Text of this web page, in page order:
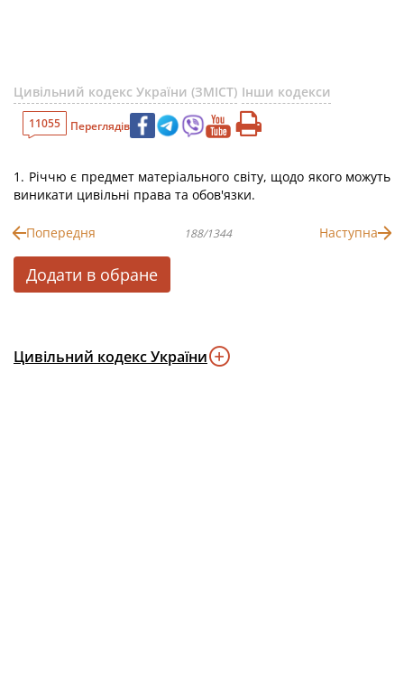
Цивільний кодекс України (ЗМІСТ) Інши кодекси
11055 Переглядів
1. Річчю є предмет матеріального світу, щодо якого можуть
виникати цивільні права та обов'язки.
Попередня 188/1344 Наступна
Додати в обране
Цивільний кодекс України